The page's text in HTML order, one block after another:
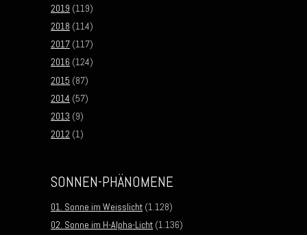
2019 (119)
2018 (114)
2017 (117)
2016 (124)
2015 (87)
2014 (57)
2013 (9)
2012 (1)
SONNEN-PHÄNOMENE
01. Sonne im Weisslicht (1.128)
02. Sonne im H-Alpha-Licht (1.136)